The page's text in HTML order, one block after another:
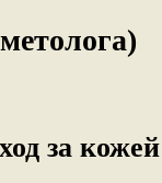
за кожей